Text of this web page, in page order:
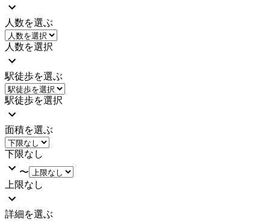
人数を選ぶ
人数を選択
駅徒歩を選ぶ
駅徒歩を選択
面積を選ぶ
下限なし
〜
上限なし
詳細を選ぶ